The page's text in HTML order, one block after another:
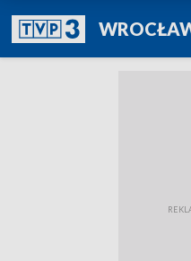
TVP